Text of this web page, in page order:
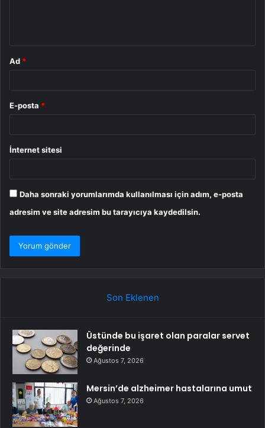
Ad *
E-posta *
İnternet sitesi
Daha sonraki yorumlarımda kullanılması için adım, e-posta
adresim ve site adresim bu tarayıcıya kaydedilsin.
Son Eklenen
Üstünde bu işaret olan paralar servet
değerinde
Ağustos 7, 2026
Mersin’de alzheimer hastalarına umut
Ağustos 7, 2026